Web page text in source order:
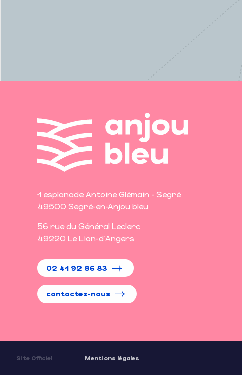
1 esplanade Antoine Glémain - Segré
49500 Segré-en-Anjou bleu
56 rue du Général Leclerc
49220 Le Lion-d'Angers
02 41 92 86 83
contactez-nous
Site Officiel Mentions légales